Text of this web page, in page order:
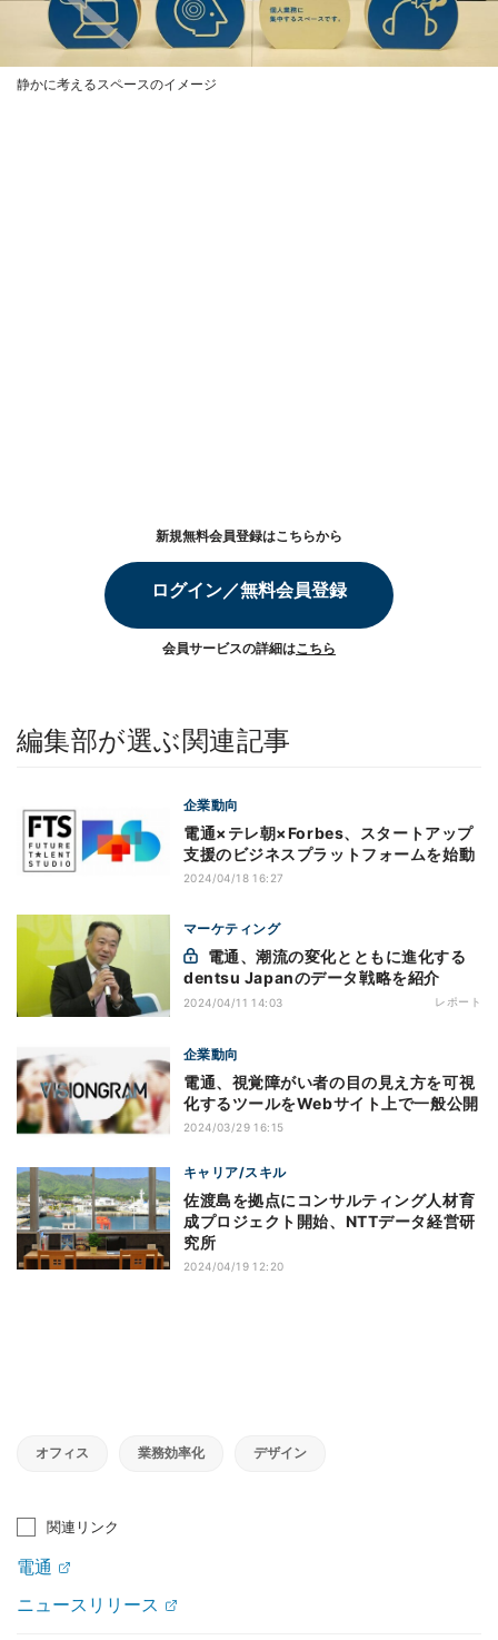
静かに考えるスペースのイメージ
新規無料会員登録はこちらから
ログイン／無料会員登録
会員サービスの詳細はこちら
編集部が選ぶ関連記事
企業動向
電通×テレ朝×Forbes、スタートアップ
支援のビジネスプラットフォームを始動
2024/04/18 16:27
マーケティング
dentsu Japanのデータ戦略を紹介
2024/04/11 14:03 レポート
企業動向
電通、視覚障がい者の目の見え方を可視
化するツールをWebサイト上で一般公開
2024/03/29 16:15
キャリア/スキル
佐渡島を拠点にコンサルティング人材育
成プロジェクト開始、NTTデータ経営研
究所
2024/04/19 12:20
オフィス 業務効率化 デザイン
関連リンク
電通
ニュースリリース